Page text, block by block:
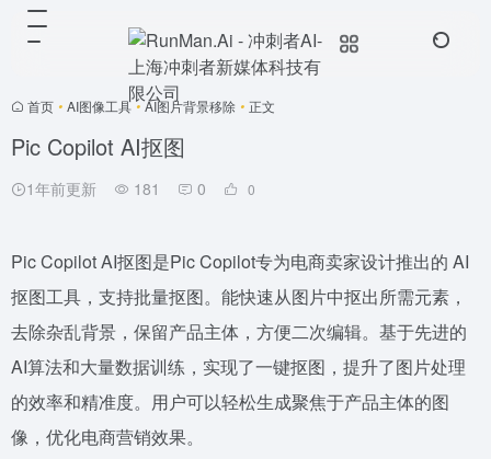
首页 • AI图像工具 • AI图片背景移除 • 正文
Pic Copilot AI抠图
1年前更新 181 0 0
Pic Copilot AI抠图是Pic Copilot专为电商卖家设计推出的 AI
抠图工具，支持批量抠图。能快速从图片中抠出所需元素，
去除杂乱背景，保留产品主体，方便二次编辑。基于先进的
AI算法和大量数据训练，实现了一键抠图，提升了图片处理
的效率和精准度。用户可以轻松生成聚焦于产品主体的图
像，优化电商营销效果。